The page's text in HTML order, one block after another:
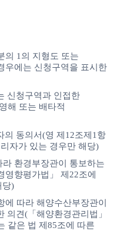
의 1의 지형도 또는
우에는 신청구역을 표시한
신청구역과 인접한
해 또는 배타적
의 동의서(영 제12조제1항
자가 있는 경우만 해당)
라 환경부장관이 통보하는
영향평가법」 제22조에
당)
에 따라 해양수산부장관이
의견(「해양환경관리법」
같은 법 제85조에 따른